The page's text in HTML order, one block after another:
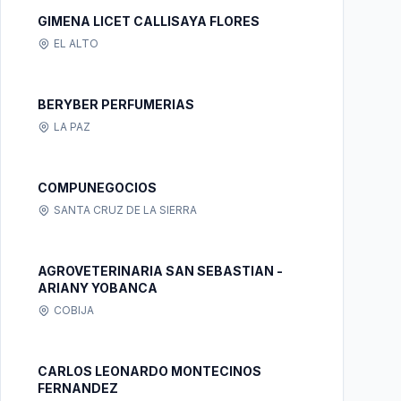
GIMENA LICET CALLISAYA FLORES
EL ALTO
BERYBER PERFUMERIAS
LA PAZ
COMPUNEGOCIOS
SANTA CRUZ DE LA SIERRA
AGROVETERINARIA SAN SEBASTIAN -
ARIANY YOBANCA
COBIJA
CARLOS LEONARDO MONTECINOS
FERNANDEZ